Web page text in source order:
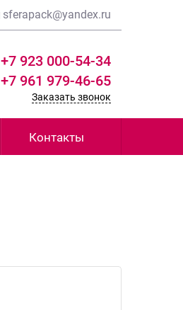
sferapack@yandex.ru
+7 923 000-54-34
+7 961 979-46-65
Заказать звонок
Контакты